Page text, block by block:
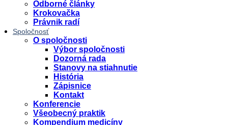
Odborné články
Krokovačka
Právnik radí
Spoločnosť
O spoločnosti
Výbor spoločnosti
Dozorná rada
Stanovy na stiahnutie
História
Zápisnice
Kontakt
Konferencie
Všeobecný praktik
Kompendium medicíny